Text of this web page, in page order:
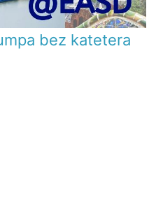
bez katetera